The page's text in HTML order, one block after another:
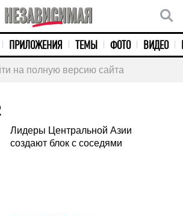
ПРИЛОЖЕНИЯ ТЕМЫ ФОТО ВИДЕО
на полную версию сайта
Лидеры Центральной Азии
создают блок с соседями